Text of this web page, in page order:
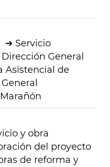
Servicio
Dirección General
Asistencial de
y obra
del proyecto
de reforma y